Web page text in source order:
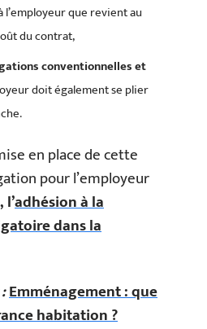
l’employeur que revient au
du contrat,
conventionnelles et
doit également se plier
en place de cette
pour l’employeur
adhésion à la
dans la
Emménagement : que
habitation ?